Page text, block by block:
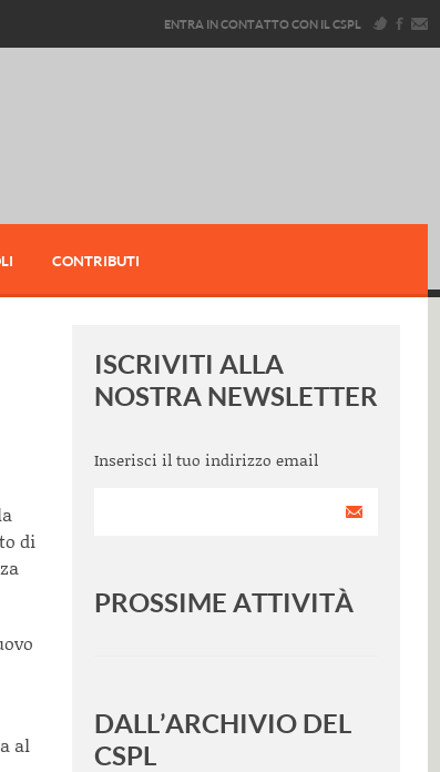
ENTRA IN CONTATTO CON IL CSPL
CONTRIBUTI
di
al
ISCRIVITI ALLA
NOSTRA NEWSLETTER
Inserisci il tuo indirizzo email
PROSSIME ATTIVITÀ
DALL’ARCHIVIO DEL
CSPL